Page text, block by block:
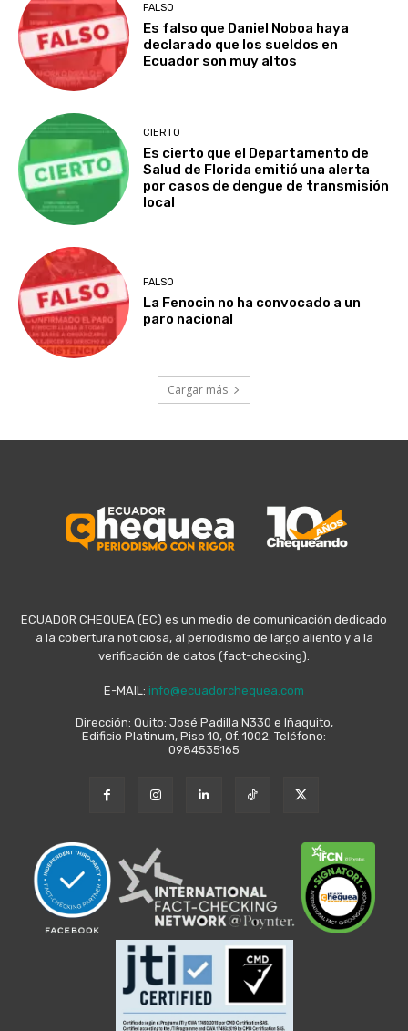
FALSO
Es falso que Daniel Noboa haya
declarado que los sueldos en
Ecuador son muy altos
CIERTO
Es cierto que el Departamento de
Salud de Florida emitió una alerta
por casos de dengue de transmisión
local
FALSO
La Fenocin no ha convocado a un
paro nacional
Cargar más
ECUADOR CHEQUEA (EC) es un medio de comunicación dedicado
a la cobertura noticiosa, al periodismo de largo aliento y a la
verificación de datos (fact-checking).
E-MAIL: info@ecuadorchequea.com
Dirección: Quito: José Padilla N330 e Iñaquito,
Edificio Platinum, Piso 10, Of. 1002. Teléfono:
0984535165